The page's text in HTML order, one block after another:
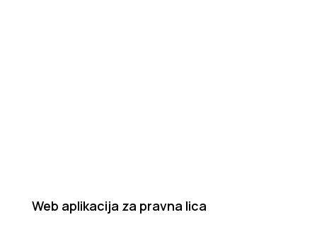
Web aplikacija za pravna lica